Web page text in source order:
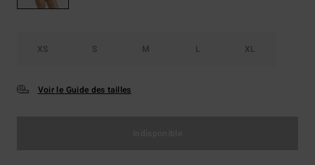
XS S M L XL
Voir le Guide des tailles